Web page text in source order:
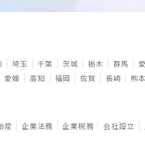
埼玉 千葉 茨城 栃木 群馬
愛媛 高知 福岡 佐賀 長崎 熊本
産 企業法務 企業税務 会社設立